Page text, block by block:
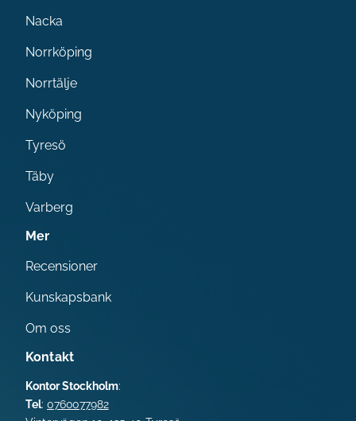
Nacka
Norrköping
Norrtälje
Nyköping
Tyresö
Täby
Varberg
Mer
Recensioner
Kunskapsbank
Om oss
Kontakt
Kontor Stockholm:
Tel: 0760077982